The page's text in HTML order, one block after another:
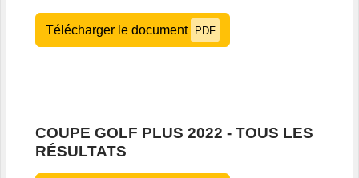
Télécharger le document PDF
COUPE GOLF PLUS 2022 - TOUS LES
RÉSULTATS